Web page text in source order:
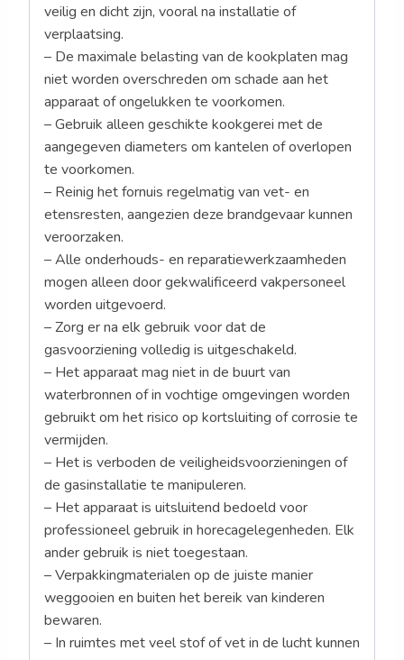
veilig en dicht zijn, vooral na installatie of
verplaatsing.
– De maximale belasting van de kookplaten mag
niet worden overschreden om schade aan het
apparaat of ongelukken te voorkomen.
– Gebruik alleen geschikte kookgerei met de
aangegeven diameters om kantelen of overlopen
te voorkomen.
– Reinig het fornuis regelmatig van vet- en
etensresten, aangezien deze brandgevaar kunnen
veroorzaken.
– Alle onderhouds- en reparatiewerkzaamheden
mogen alleen door gekwalificeerd vakpersoneel
worden uitgevoerd.
– Zorg er na elk gebruik voor dat de
gasvoorziening volledig is uitgeschakeld.
– Het apparaat mag niet in de buurt van
waterbronnen of in vochtige omgevingen worden
gebruikt om het risico op kortsluiting of corrosie te
vermijden.
– Het is verboden de veiligheidsvoorzieningen of
de gasinstallatie te manipuleren.
– Het apparaat is uitsluitend bedoeld voor
professioneel gebruik in horecagelegenheden. Elk
ander gebruik is niet toegestaan.
– Verpakkingmaterialen op de juiste manier
weggooien en buiten het bereik van kinderen
bewaren.
– In ruimtes met veel stof of vet in de lucht kunnen